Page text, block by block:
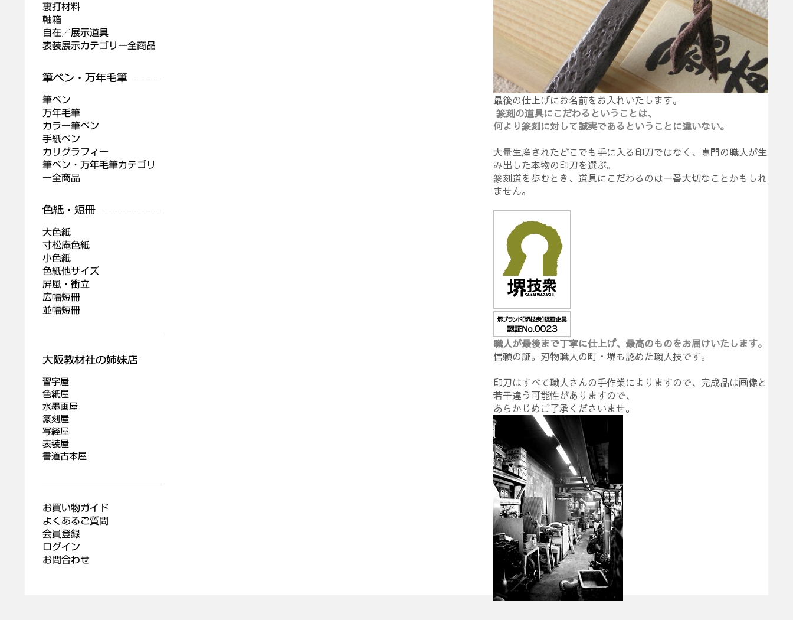
最後の仕上げにお名前をお入れいたします。
篆刻の道具にこだわるということは、
何より篆刻に対して誠実であるということに違いない。
大量生産されたどこでも手に入る印刀ではなく、専門の職人が生
み出した本物の印刀を選ぶ。
篆刻道を歩むとき、道具にこだわるのは一番大切なことかもしれ
ません。
職人が最後まで丁寧に仕上げ、最高のものをお届けいたします。
信頼の証。刃物職人の町・堺も認めた職人技です。
印刀はすべて職人さんの手作業によりますので、完成品は画像と
若干違う可能性がありますので、
あらかじめご了承くださいませ。
裏打材料
軸箱
自在／展示道具
表装展示カテゴリー全商品
筆ペン
万年毛筆
カラー筆ペン
手紙ペン
カリグラフィー
筆ペン・万年毛筆カテゴリ
ー全商品
大色紙
寸松庵色紙
小色紙
色紙他サイズ
屛風・衝立
広幅短冊
並幅短冊
習字屋
色紙屋
水墨画屋
篆刻屋
写経屋
表装屋
書道古本屋
お買い物ガイド
よくあるご質問
会員登録
ログイン
お問合わせ